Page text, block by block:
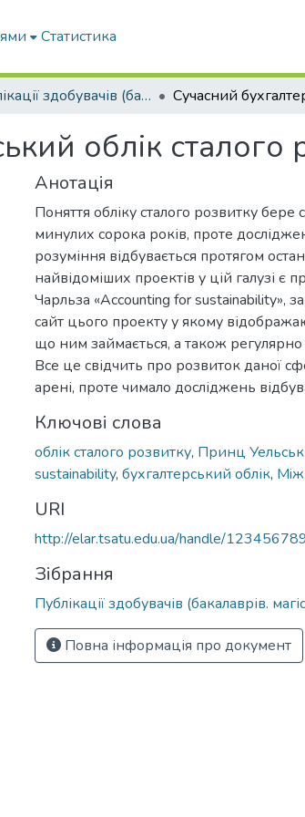
Статистика
Публікації здобувачів (бакалаврів. магістрів, аспірантів)
облік сталого
Анотація
Поняття обліку сталого розвитку бере
минулих сорока років, проте
розуміння відбувається протягом
найвідоміших проектів у цій галузі є
Чарльза «Accounting for sustainability»,
сайт цього проекту у якому
що ним займається, а також регулярно
Все це свідчить про розвиток даної
арені, проте чимало досліджень
Ключові слова
облік сталого розвитку, Принц
sustainability, бухгалтерський облік,
URI
http://elar.tsatu.edu.ua/handle/
Зібрання
Публікації здобувачів (бакалаврів.
Повна інформація про документ